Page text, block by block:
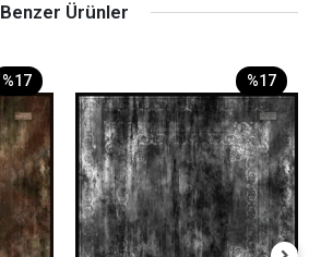
Benzer Ürünler
%17 %17